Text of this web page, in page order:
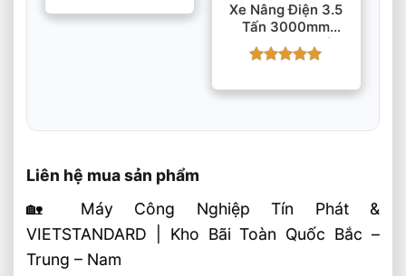
hạng55
Xe Nâng Điện 3.5
Tấn 3000mm
ECB35 Cao Cấp
BYD
hạng55
Liên hệ mua sản phẩm
🏡 Máy Công Nghiệp Tín Phát &
VIETSTANDARD | Kho Bãi Toàn Quốc Bắc –
Trung – Nam